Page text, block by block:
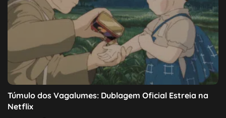
Túmulo dos Vagalumes: Dublagem Oficial Estreia na
Netflix